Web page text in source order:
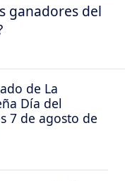
ganadores del
de La
Día del
7 de agosto de